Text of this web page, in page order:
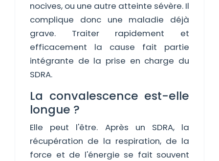
nocives, ou une autre atteinte sévère. Il
complique donc une maladie déjà
grave. Traiter rapidement et
efficacement la cause fait partie
intégrante de la prise en charge du
SDRA.
La convalescence est-elle
longue ?
Elle peut l'être. Après un SDRA, la
récupération de la respiration, de la
force et de l'énergie se fait souvent